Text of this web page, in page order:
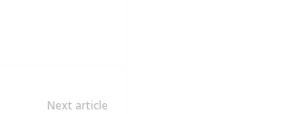
Next article